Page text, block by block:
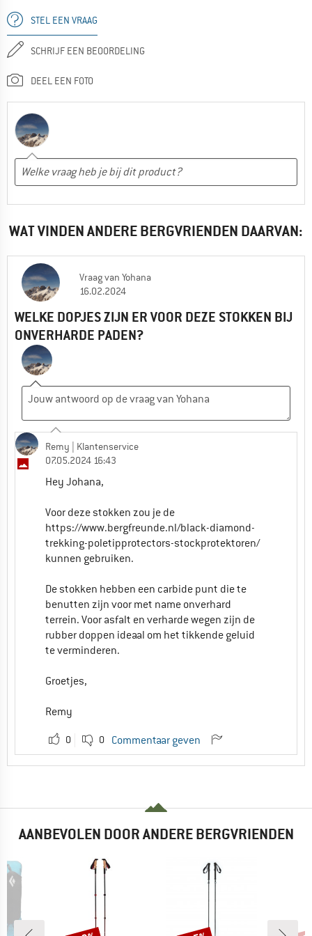
STEL EEN VRAAG
SCHRIJF EEN BEOORDELING
DEEL EEN FOTO
WAT VINDEN ANDERE BERGVRIENDEN DAARVAN:
Vraagvan Yohana
16.02.2024
WELKE DOPJES ZIJN ER VOOR DEZE STOKKEN BIJ
ONVERHARDE PADEN?
Remy | Klantenservice
07.05.2024 16:43
Hey Johana,
Voor deze stokken zou je de
https://www.bergfreunde.nl/black-diamond-
trekking-poletipprotectors-stockprotektoren/
kunnen gebruiken.
De stokken hebben een carbide punt die te
benutten zijn voor met name onverhard
terrein. Voor asfalt en verharde wegen zijn de
rubber doppen ideaal om het tikkende geluid
te verminderen.
Groetjes,
Remy
0 0 Commentaar geven
AANBEVOLEN DOOR ANDERE BERGVRIENDEN